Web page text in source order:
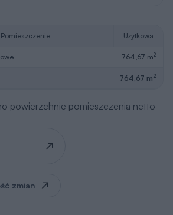
Pomieszczenie Użytkowa
764,67 m2
764,67 m2
powierzchnie pomieszczenia netto
zmian